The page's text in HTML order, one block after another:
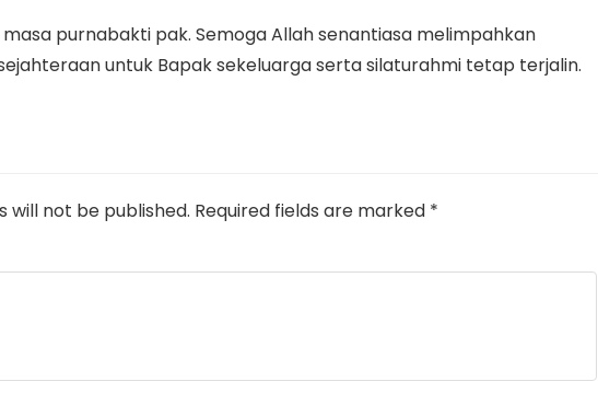
purnabakti pak. Semoga Allah senantiasa melimpahkan
untuk Bapak sekeluarga serta silaturahmi tetap terjalin.
will not be published. Required fields are marked *